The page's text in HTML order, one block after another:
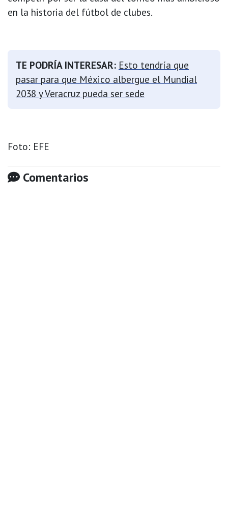
en la historia del fútbol de clubes.
TE PODRÍA INTERESAR: Esto tendría que
pasar para que México albergue el Mundial
2038 y Veracruz pueda ser sede
Foto: EFE
Comentarios